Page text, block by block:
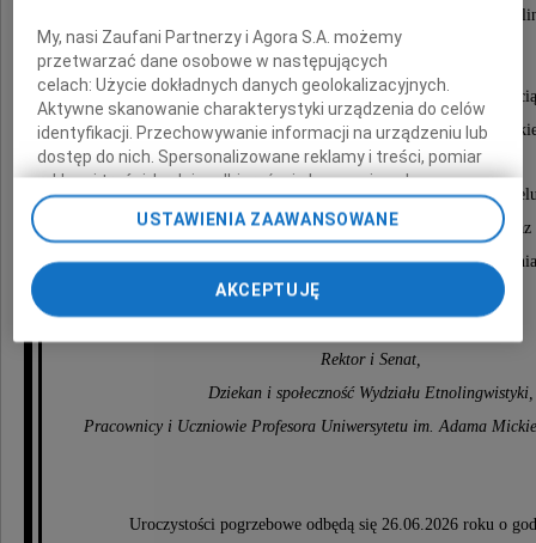
oraz dla środowiska, z którego wyrósł dzisiejszy Wydział
Żegnamy Profesora Jerzego Bańczerowskiego z
co wniósł w życie naszej społeczności
Pozostanie w naszej pamięci jako nauczyciel, mistrz i mentor
a Jego dorobek naukowy, wizja rozwoju językoznawstwa oraz
tworzenie środowiska akademickiego będą ważnym punktem
Rektor i Senat,
Dziekan i społeczność Wydziału Etnolingwistyki,
Pracownicy i Uczniowie Profesora Uniwersytetu im. Adama
Uroczystości pogrzebowe odbędą się 26.06.2026 roku o
My, nasi Zaufani Partnerzy i Agora S.A. możemy
przetwarzać dane osobowe w następujących
celach:Użycie dokładnych danych geolokalizacyjnych.
Aktywne skanowanie charakterystyki urządzenia do celów
identyfikacji. Przechowywanie informacji na urządzeniu lub
dostęp do nich. Spersonalizowane reklamy i treści, pomiar
reklam i treści, badnie odbiorców i ulepszanie usług.
Lista Zaufanych Partnerów
USTAWIENIA ZAAWANSOWANE
AKCEPTUJĘ